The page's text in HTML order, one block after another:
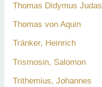
Thomas Didymus Judas
Thomas von Aquin
Tränker, Heinrich
Trismosin, Salomon
Trithemius, Johannes